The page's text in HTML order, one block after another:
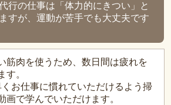
行の仕事は「体力的にきつい」と
すが、運動が苦手でも大丈夫です
筋肉を使うため、数日間は疲れを
す。
お仕事に慣れていただけるよう掃
画で学んでいただけます。